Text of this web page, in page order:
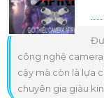
công nghệ
cậy mà còn là lựa
chuyên gia giàu